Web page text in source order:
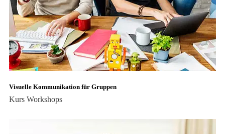
Visuelle Kommunikation für Gruppen
Kurs Workshops